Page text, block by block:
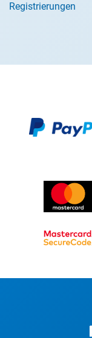
Registrierungen